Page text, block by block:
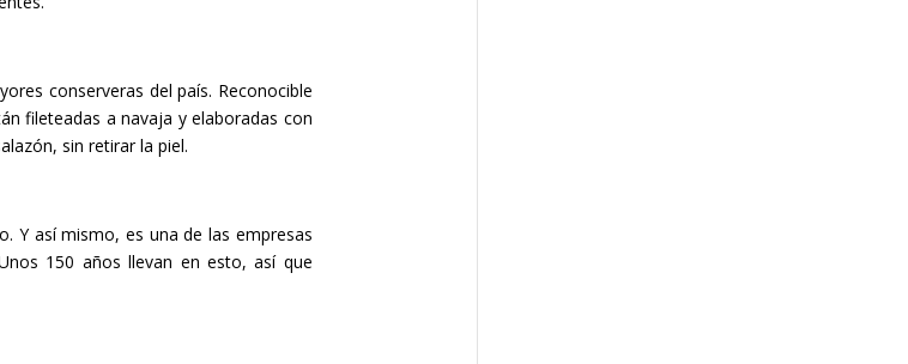
conserveras del país. Reconocible
fileteadas a navaja y elaboradas con
sin retirar la piel.
Y así mismo, es una de las empresas
150 años llevan en esto, así que